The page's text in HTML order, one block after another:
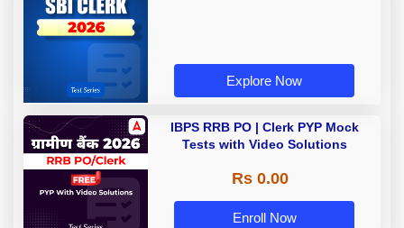
Explore Now
IBPS RRB PO | Clerk PYP Mock
Tests with Video Solutions
Rs 0.00
Enroll Now